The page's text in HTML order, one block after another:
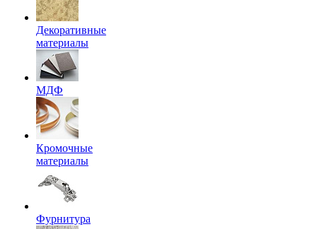
Декоративные
материалы
МДФ
Кромочные
материалы
Фурнитура